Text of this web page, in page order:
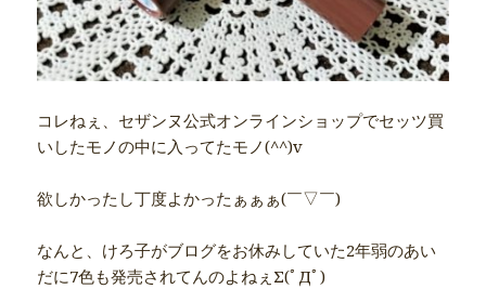
コレねぇ、セザンヌ公式オンラインショップでセッツ買
いしたモノの中に入ってたモノ(^^)v
欲しかったし丁度よかったぁぁぁ(￣▽￣)
なんと、けろ子がブログをお休みしていた2年弱のあい
だに7色も発売されてんのよねぇΣ(ﾟДﾟ)